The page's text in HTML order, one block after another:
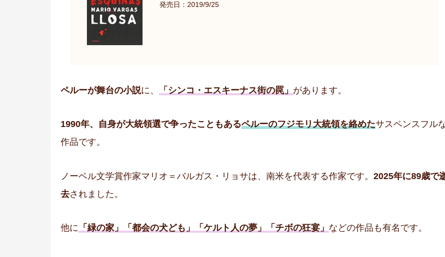
発売日：2019/9/25
ペルーが舞台の小説に、 「シンコ・エスキーナス街の罠」 があります。
1990年、自身が大統領選で争ったこともあるペルーのフジモリ大統領を絡めたサスペンスフル
作品です。
ノーベル文学賞作家マリオ＝バルガス・リョサは、南米を代表する作家です。 2025年に89歳で
去されました。
他に 「緑の家」 「都会の犬ども」「ケルト人の夢」「チボの狂宴」 などの作品も有名です。